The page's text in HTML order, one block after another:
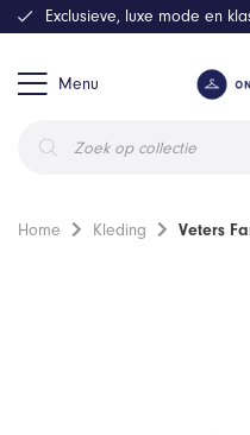
Menu
zoeken
Exclusieve, luxe mode en
Home Kleding Veters